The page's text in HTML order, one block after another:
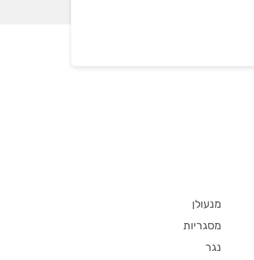
מנעולן
מסגריות
נגר